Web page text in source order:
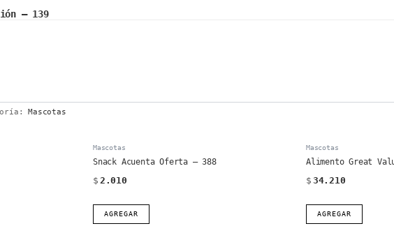
– 139
Mascotas
Mascotas
Snack Acuenta Oferta – 388
$ 2.010
AGREGAR
Mascotas
Alimento Great
$ 34.210
AGREGAR